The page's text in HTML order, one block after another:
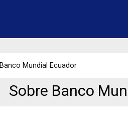
Banco Mundial Ecuador
Sobre Banco